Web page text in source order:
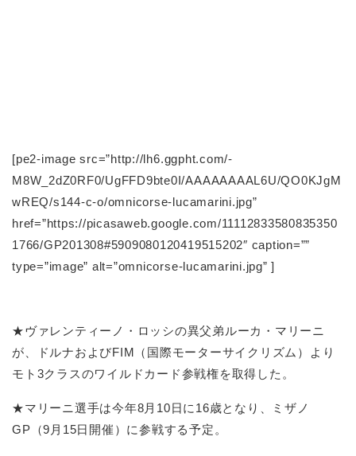
[pe2-image src=”http://lh6.ggpht.com/-
M8W_2dZ0RF0/UgFFD9bte0I/AAAAAAAAL6U/QO0KJgM
wREQ/s144-c-o/omnicorse-lucamarini.jpg”
href=”https://picasaweb.google.com/11112833580835350
1766/GP201308#5909080120419515202″ caption=””
type=”image” alt=”omnicorse-lucamarini.jpg” ]
★ヴァレンティーノ・ロッシの異父弟ルーカ・マリーニ
が、ドルナおよびFIM（国際モーターサイクリズム）より
モト3クラスのワイルドカード参戦権を取得した。
★マリーニ選手は今年8月10日に16歳となり、ミザノ
GP（9月15日開催）に参戦する予定。